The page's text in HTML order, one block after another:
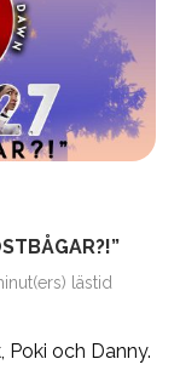
lästid
Poki och Danny.